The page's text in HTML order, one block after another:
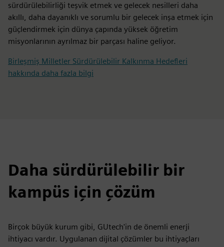
sürdürülebilirliği teşvik etmek ve gelecek nesilleri daha
akıllı, daha dayanıklı ve sorumlu bir gelecek inşa etmek için
güçlendirmek için dünya çapında yüksek öğretim
misyonlarının ayrılmaz bir parçası haline geliyor.
Birleşmiş Milletler Sürdürülebilir Kalkınma Hedefleri
hakkında daha fazla bilgi
Daha sürdürülebilir bir
kampüs için çözüm
Birçok büyük kurum gibi, GUtech'in de önemli enerji
ihtiyacı vardır. Uygulanan dijital çözümler bu ihtiyaçları